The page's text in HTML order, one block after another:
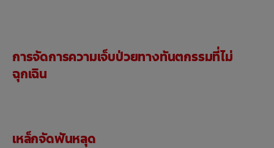
การจัดการความเจ็บป่วยทางทันตกรรมที่ไม่
ฉุกเฉิน
เหล็กจัดฟันหลุด